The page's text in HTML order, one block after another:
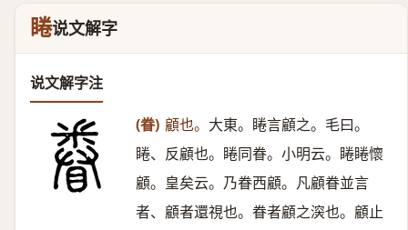
睠说文解字
说文解字注
(眷) 顧也。 大東。睠言顧之。毛曰。
睠、反顧也。睠同眷。小明云。睠睠懷
顧。皇矣云。乃眷西顧。凡顧眷並言
者、顧者還視也。眷者顧之㴱也。顧止